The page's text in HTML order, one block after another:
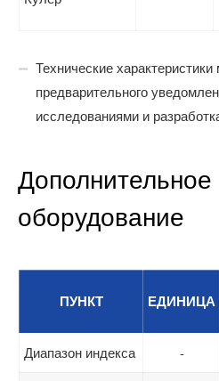
Технические
предварительного
исследованиями и
Дополнительное
оборудование
ПУНКТ ЕДИНИЦА
Диапазон индекса -